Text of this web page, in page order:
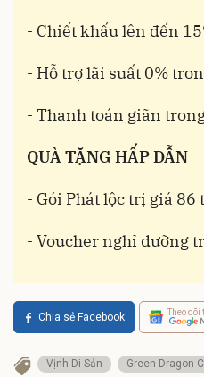
- Chiết khấu lên đến
- Hỗ trợ lãi suất 0%
- Thanh toán giãn
QUÀ TẶNG HẤP DẪN
- Gói Phát lộc trị giá 86
- Voucher nghỉ dưỡng
Chia sẻ Facebook Theo dõi
Vịnh Di Sản Green Dragon